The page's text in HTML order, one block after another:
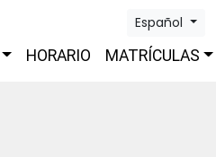
Español
HORARIO MATRÍCULAS